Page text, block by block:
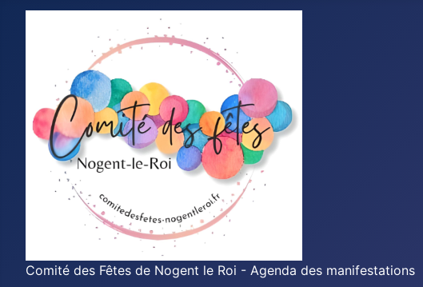
Comité des Fêtes de Nogent le Roi - Agenda des manifestations